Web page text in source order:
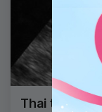
Thai trứng